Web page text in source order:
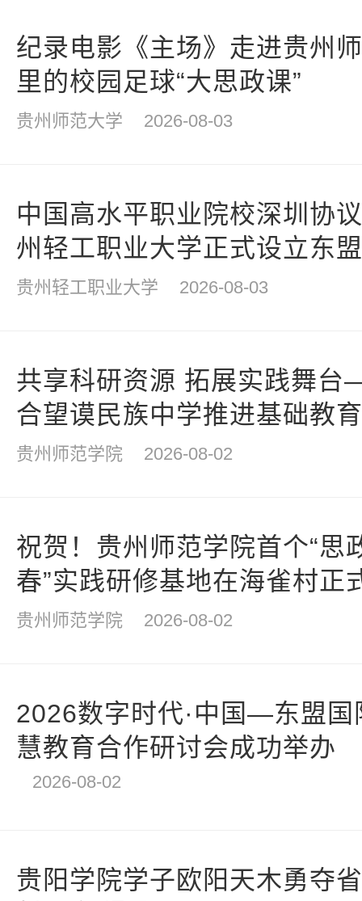
纪录电影《主场》走进贵州
里的校园足球“大思政课”
贵州师范大学 2026-08-03
中国高水平职业院校深圳协
州轻工职业大学正式设立东
贵州轻工职业大学 2026-08-03
共享科研资源 拓展实践舞
合望谟民族中学推进基础教
贵州师范学院 2026-08-02
祝贺！贵州师范学院首个“
春”实践研修基地在海雀村正
贵州师范学院 2026-08-02
2026数字时代·中国—东盟国
慧教育合作研讨会成功举办
2026-08-02
贵阳学院学子欧阳天木勇夺